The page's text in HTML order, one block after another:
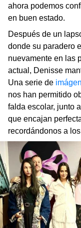
ahora podemos
en buen estado.
Después de un
donde su paradero
nuevamente en las
actual, Denisse
Una serie de
nos han permitido
falda escolar, junto
que encajan
recordándonos a